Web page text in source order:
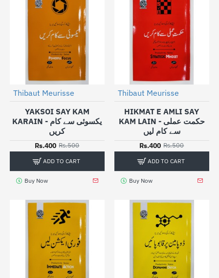
Thibaut Meurisse
YAKSOI SAY KAM
KARAIN - یکسوئی سے کام
کریں
Rs.400 Rs.500
ADD TO CART
Buy Now
Thibaut Meurisse
HIKMAT E AMLI SAY
KAM LAIN - حکمت عملی
سے کام لیں
Rs.400 Rs.500
ADD TO CART
Buy Now